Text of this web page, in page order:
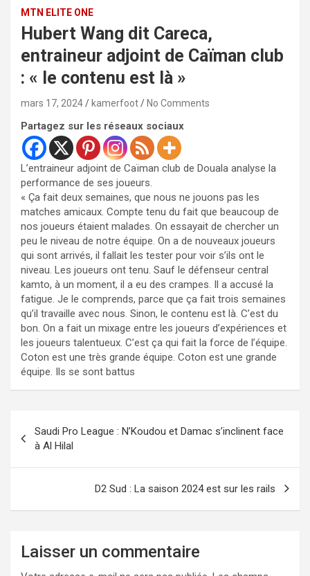
MTN ELITE ONE
Hubert Wang dit Careca,
entraineur adjoint de Caïman club
: « le contenu est là »
mars 17, 2024 kamerfoot No Comments
Partagez sur les réseaux sociaux
L’entraineur adjoint de Caïman club de Douala analyse la
performance de ses joueurs.
« Ça fait deux semaines, que nous ne jouons pas les
matches amicaux. Compte tenu du fait que beaucoup de
nos joueurs étaient malades. On essayait de chercher un
peu le niveau de notre équipe. On a de nouveaux joueurs
qui sont arrivés, il fallait les tester pour voir s’ils ont le
niveau. Les joueurs ont tenu. Sauf le défenseur central
kamto, à un moment, il a eu des crampes. Il a accusé la
fatigue. Je le comprends, parce que ça fait trois semaines
qu’il travaille avec nous. Sinon, le contenu est là. C’est du
bon. On a fait un mixage entre les joueurs d’expériences et
les joueurs talentueux. C’est ça qui fait la force de l’équipe.
Coton est une très grande équipe. Coton est une grande
équipe. Ils se sont battus
de
l’article
Saudi Pro League : N’Koudou et Damac s’inclinent face
à Al Hilal
D2 Sud : La saison 2024 est sur les rails
Laisser un commentaire